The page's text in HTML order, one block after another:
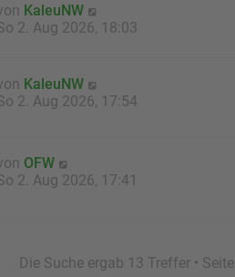
KaleuNW
2. Aug 2026, 18:03
KaleuNW
2. Aug 2026, 17:54
OFW
2. Aug 2026, 17:41
Die Suche ergab 13 Treffer • Seite